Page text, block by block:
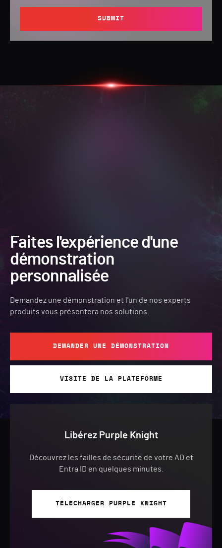
SUBMIT
Faites l'expérience d'une
démonstration
personnalisée
Demandez une démonstration et l'un de nos experts
produits vous présentera nos solutions.
DEMANDER UNE DÉMONSTRATION
VISITE DE LA PLATEFORME
Libérez Purple Knight
Découvrez les failles de sécurité de votre AD et
Entra ID en quelques minutes.
TÉLÉCHARGER PURPLE KNIGHT